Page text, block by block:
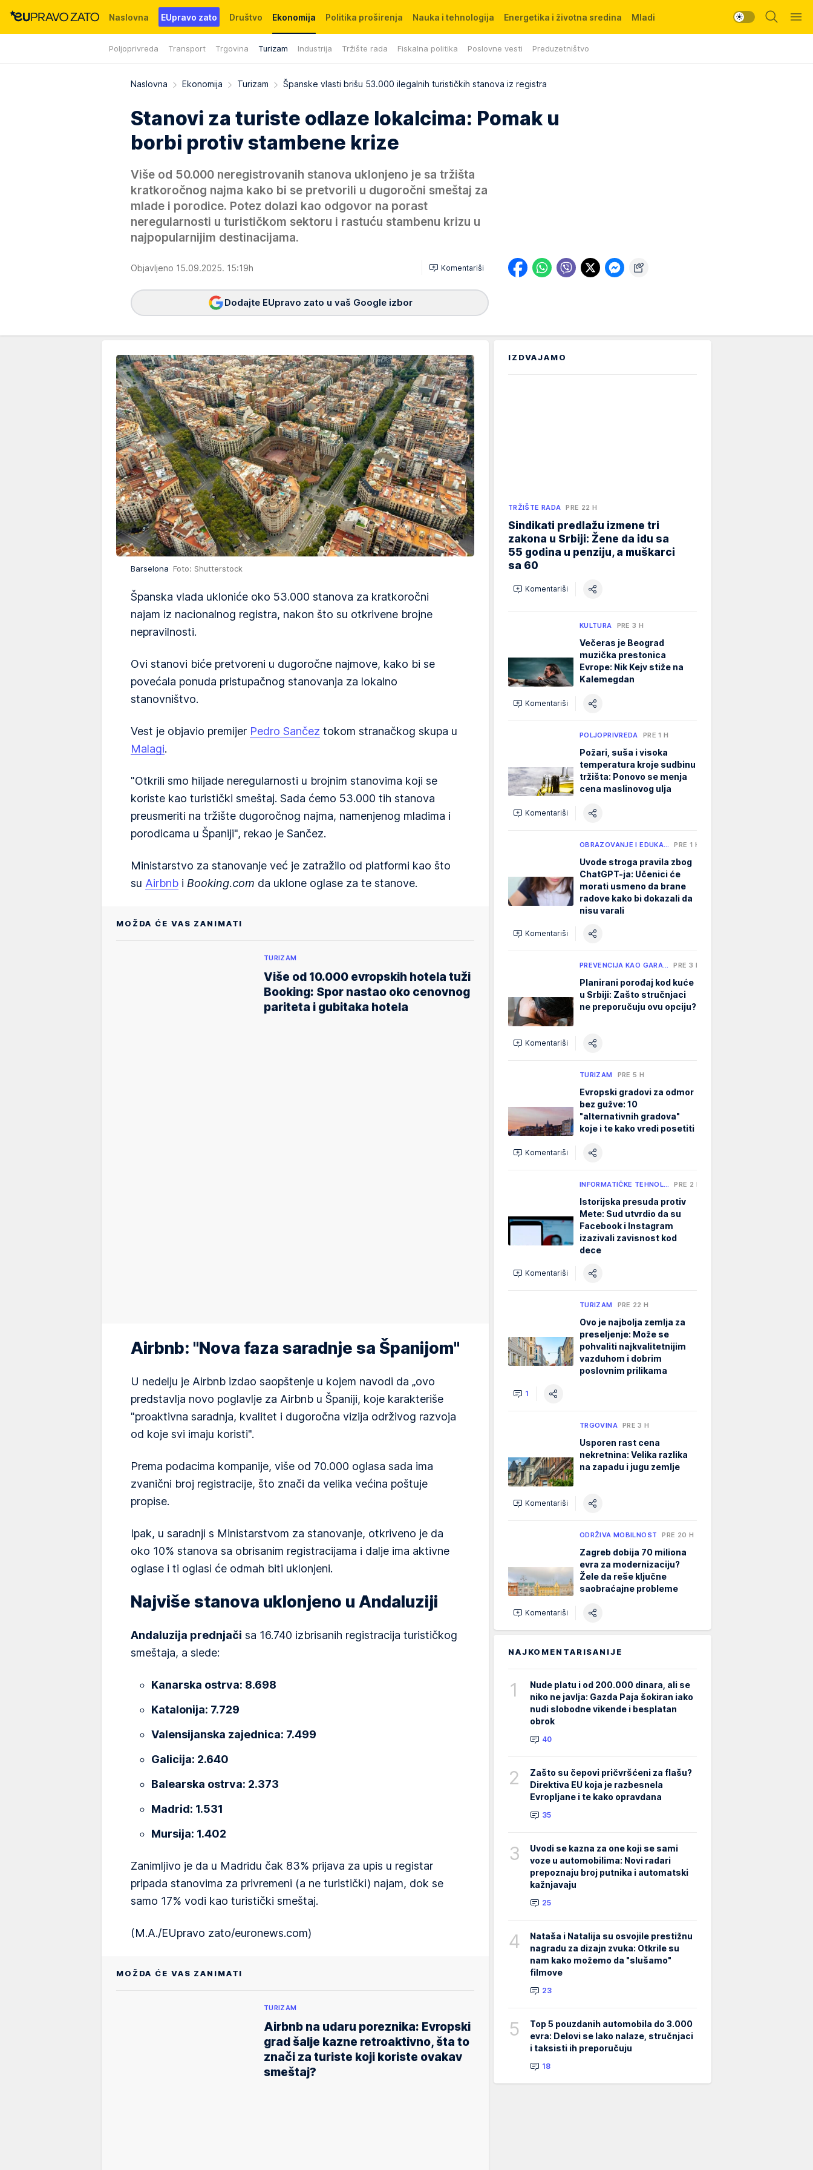
Naslovna EUpravo zato Društvo Ekonomija
Poljoprivreda Transport Trgovina Turizam Industrija Tržište rada Fiskalna politika Poslovne vesti Preduzetništvo
Politika proširenja Nauka i tehnologija Energetika i životna sredina Mladi
Događaji News WMG fondacija
Naslovna Ekonomija Turizam Španske vlasti brišu 53.000 ilegalnih turističkih stanova iz registra
Stanovi za turiste odlaze lokalcima: Pomak u
borbi protiv stambene krize
Više od 50.000 neregistrovanih stanova uklonjeno je sa tržišta
kratkoročnog najma kako bi se pretvorili u dugoročni smeštaj za
mlade i porodice. Potez dolazi kao odgovor na porast
neregularnosti u turističkom sektoru i rastuću stambenu krizu u
najpopularnijim destinacijama.
Objavljeno 15.09.2025. 15:19h Komentariši
Dodajte EUpravo zato u vaš Google izbor
Barselona Foto: Shutterstock
Španska vlada ukloniće oko 53.000 stanova za kratkoročni
najam iz nacionalnog registra, nakon što su otkrivene brojne
nepravilnosti.
Ovi stanovi biće pretvoreni u dugoročne najmove, kako bi se
povećala ponuda pristupačnog stanovanja za lokalno
stanovništvo.
Vest je objavio premijer Pedro Sančez tokom stranačkog skupa u
Malagi.
"Otkrili smo hiljade neregularnosti u brojnim stanovima koji se
koriste kao turistički smeštaj. Sada ćemo 53.000 tih stanova
preusmeriti na tržište dugoročnog najma, namenjenog mladima i
porodicama u Španiji", rekao je Sančez.
Ministarstvo za stanovanje već je zatražilo od platformi kao što
su Airbnb i Booking.com da uklone oglase za te stanove.
MOŽDA ĆE VAS ZANIMATI
TURIZAM
Više od 10.000 evropskih hotela tuži
Booking: Spor nastao oko cenovnog
pariteta i gubitaka hotela
Airbnb: "Nova faza saradnje sa Španijom"
U nedelju je Airbnb izdao saopštenje u kojem navodi da „ovo
predstavlja novo poglavlje za Airbnb u Španiji, koje karakteriše
"proaktivna saradnja, kvalitet i dugoročna vizija održivog razvoja
od koje svi imaju koristi".
Prema podacima kompanije, više od 70.000 oglasa sada ima
zvanični broj registracije, što znači da velika većina poštuje
propise.
Ipak, u saradnji s Ministarstvom za stanovanje, otkriveno je da
oko 10% stanova sa obrisanim registracijama i dalje ima aktivne
oglase i ti oglasi će odmah biti uklonjeni.
Najviše stanova uklonjeno u Andaluziji
Andaluzija prednjači sa 16.740 izbrisanih registracija turističkog
smeštaja, a slede:
Kanarska ostrva: 8.698
Katalonija: 7.729
Valensijanska zajednica: 7.499
Galicija: 2.640
Balearska ostrva: 2.373
Madrid: 1.531
Mursija: 1.402
Zanimljivo je da u Madridu čak 83% prijava za upis u registar
pripada stanovima za privremeni (a ne turistički) najam, dok se
samo 17% vodi kao turistički smeštaj.
(M.A./EUpravo zato/euronews.com)
MOŽDA ĆE VAS ZANIMATI
TURIZAM
Airbnb na udaru poreznika: Evropski
grad šalje kazne retroaktivno, šta to
znači za turiste koji koriste ovakav
smeštaj?
IZDVAJAMO
TRŽIŠTE RADA PRE 22 H
Sindikati predlažu izmene tri
zakona u Srbiji: Žene da idu sa
55 godina u penziju, a muškarci
sa 60
Komentariši
KULTURA PRE 3 H
Večeras je Beograd
muzička prestonica
Evrope: Nik Kejv stiže na
Kalemegdan
Komentariši
POLJOPRIVREDA PRE 1 H
Požari, suša i visoka
temperatura kroje sudbinu
tržišta: Ponovo se menja
cena maslinovog ulja
Komentariši
OBRAZOVANJE I EDUKA… PRE 1 H
Uvode stroga pravila zbog
ChatGPT-ja: Učenici će
morati usmeno da brane
radove kako bi dokazali da
nisu varali
Komentariši
PREVENCIJA KAO GARA… PRE 3 H
Planirani porođaj kod kuće
u Srbiji: Zašto stručnjaci
ne preporučuju ovu opciju?
Komentariši
TURIZAM PRE 5 H
Evropski gradovi za odmor
bez gužve: 10
"alternativnih gradova"
koje i te kako vredi posetiti
Komentariši
INFORMATIČKE TEHNOL… PRE 2 H
Istorijska presuda protiv
Mete: Sud utvrdio da su
Facebook i Instagram
izazivali zavisnost kod
dece
Komentariši
TURIZAM PRE 22 H
Ovo je najbolja zemlja za
preseljenje: Može se
pohvaliti najkvalitetnijim
vazduhom i dobrim
poslovnim prilikama
1
TRGOVINA PRE 3 H
Usporen rast cena
nekretnina: Velika razlika
na zapadu i jugu zemlje
Komentariši
ODRŽIVA MOBILNOST PRE 20 H
Zagreb dobija 70 miliona
evra za modernizaciju?
Žele da reše ključne
saobraćajne probleme
Komentariši
NAJKOMENTARISANIJE
1
Nude platu i od 200.000 dinara, ali se
niko ne javlja: Gazda Paja šokiran iako
nudi slobodne vikende i besplatan
obrok
40
2
Zašto su čepovi pričvršćeni za flašu?
Direktiva EU koja je razbesnela
Evropljane i te kako opravdana
35
3
Uvodi se kazna za one koji se sami
voze u automobilima: Novi radari
prepoznaju broj putnika i automatski
kažnjavaju
25
4
Nataša i Natalija su osvojile prestižnu
nagradu za dizajn zvuka: Otkrile su
nam kako možemo da "slušamo"
filmove
23
5
Top 5 pouzdanih automobila do 3.000
evra: Delovi se lako nalaze, stručnjaci
i taksisti ih preporučuju
18